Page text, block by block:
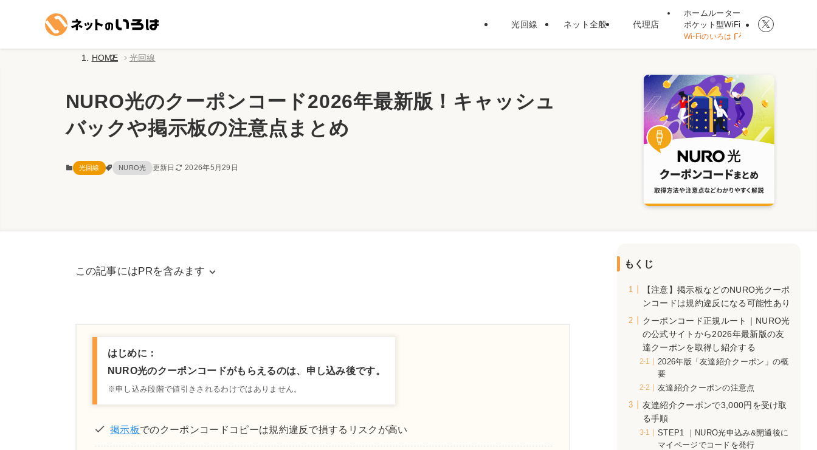
光回線 ネット全般 代理店
ホームルーター
ポケット型WiFi
Wi-Fiのいろは
HOME 光回線
NURO光のクーポンコード2026年最新版！キャッシュ
バックや掲示板の注意点まとめ
光回線 NURO光 更新日 2026年5月29日
この記事にはPRを含みます
はじめに：
NURO光のクーポンコードがもらえるのは、申し込み後です。
※申し込み段階で値引きされるわけではありません。
掲示板でのクーポンコードコピーは規約違反で損するリスクが高い
もくじ
【注意】掲示板などのNURO光クーポ
ンコードは規約違反になる可能性あり
クーポンコード正規ルート｜NURO光
の公式サイトから2026年最新版の友
達クーポンを取得し紹介する
2026年版「友達紹介クーポン」の概
要
友達紹介クーポンの注意点
友達紹介クーポンで3,000円を受け取
る手順
STEP1 ｜NURO光申込み&開通後に
マイページでコードを発行